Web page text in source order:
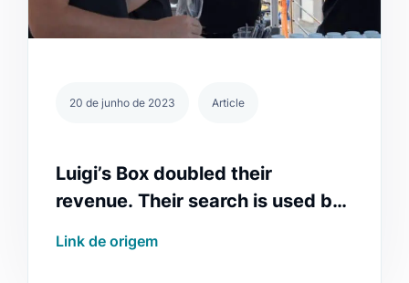
20 de junho de 2023 Article
Luigi’s Box doubled their
revenue. Their search is used by
Link de origem